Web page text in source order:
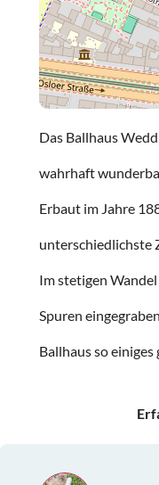
Das Ballhaus
wahrhaft
Erbaut im Jahre
unterschiedlichste
Im stetigen
Spuren
Ballhaus so einiges